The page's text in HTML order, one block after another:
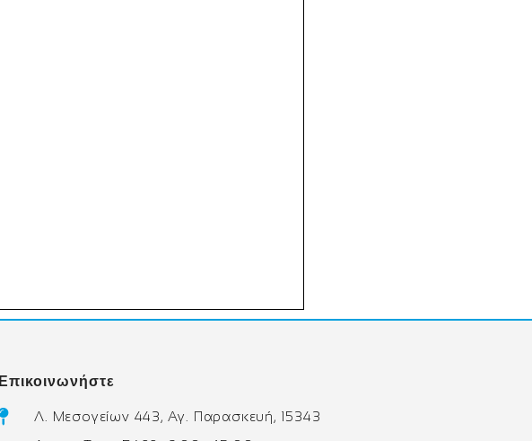
Επικοινωνήστε
Λ. Μεσογείων 443, Αγ. Παρασκευή, 15343